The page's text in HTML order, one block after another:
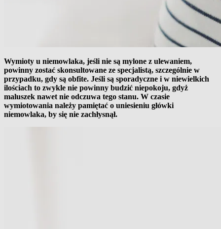
Wymioty u niemowlaka, jeśli nie są mylone z ulewaniem,
powinny zostać skonsultowane ze specjalistą, szczególnie w
przypadku, gdy są obfite. Jeśli są sporadyczne i w niewielkich
ilościach to zwykle nie powinny budzić niepokoju, gdyż
maluszek nawet nie odczuwa tego stanu. W czasie
wymiotowania należy pamiętać o uniesieniu główki
niemowlaka, by się nie zachłysnął.